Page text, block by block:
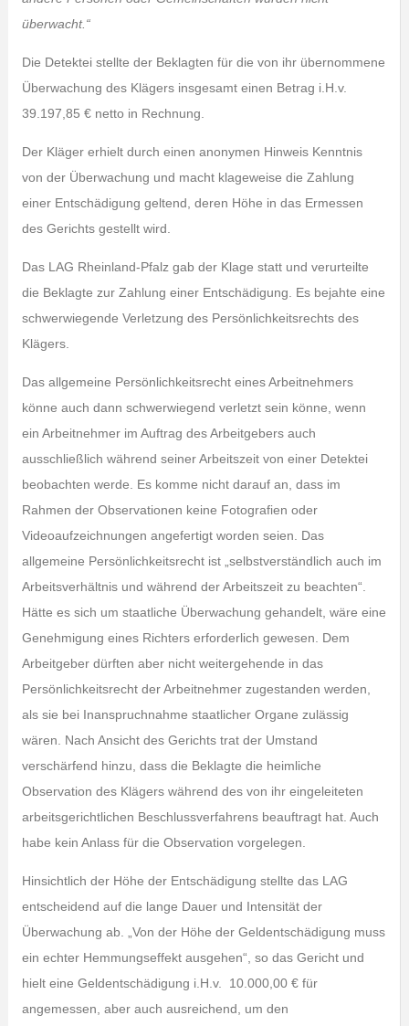
überwacht.“
Die Detektei stellte der Beklagten für die von ihr übernommene
Überwachung des Klägers insgesamt einen Betrag i.H.v.
39.197,85 € netto in Rechnung.
Der Kläger erhielt durch einen anonymen Hinweis Kenntnis
von der Überwachung und macht klageweise die Zahlung
einer Entschädigung geltend, deren Höhe in das Ermessen
des Gerichts gestellt wird.
Das LAG Rheinland-Pfalz gab der Klage statt und verurteilte
die Beklagte zur Zahlung einer Entschädigung. Es bejahte eine
schwerwiegende Verletzung des Persönlichkeitsrechts des
Klägers.
Das allgemeine Persönlichkeitsrecht eines Arbeitnehmers
könne auch dann schwerwiegend verletzt sein könne, wenn
ein Arbeitnehmer im Auftrag des Arbeitgebers auch
ausschließlich während seiner Arbeitszeit von einer Detektei
beobachten werde. Es komme nicht darauf an, dass im
Rahmen der Observationen keine Fotografien oder
Videoaufzeichnungen angefertigt worden seien. Das
allgemeine Persönlichkeitsrecht ist „selbstverständlich auch im
Arbeitsverhältnis und während der Arbeitszeit zu beachten“.
Hätte es sich um staatliche Überwachung gehandelt, wäre eine
Genehmigung eines Richters erforderlich gewesen. Dem
Arbeitgeber dürften aber nicht weitergehende in das
Persönlichkeitsrecht der Arbeitnehmer zugestanden werden,
als sie bei Inanspruchnahme staatlicher Organe zulässig
wären. Nach Ansicht des Gerichts trat der Umstand
verschärfend hinzu, dass die Beklagte die heimliche
Observation des Klägers während des von ihr eingeleiteten
arbeitsgerichtlichen Beschlussverfahrens beauftragt hat. Auch
habe kein Anlass für die Observation vorgelegen.
Hinsichtlich der Höhe der Entschädigung stellte das LAG
entscheidend auf die lange Dauer und Intensität der
Überwachung ab. „Von der Höhe der Geldentschädigung muss
ein echter Hemmungseffekt ausgehen“, so das Gericht und
hielt eine Geldentschädigung i.H.v. 10.000,00 € für
angemessen, aber auch ausreichend, um den